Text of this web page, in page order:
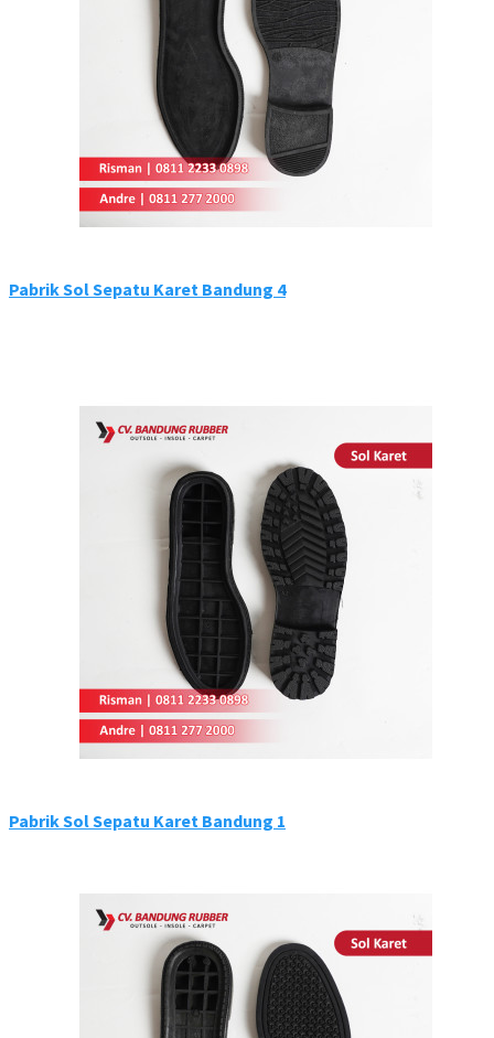
Pabrik Sol Sepatu Karet Bandung 4
Pabrik Sol Sepatu Karet Bandung 1